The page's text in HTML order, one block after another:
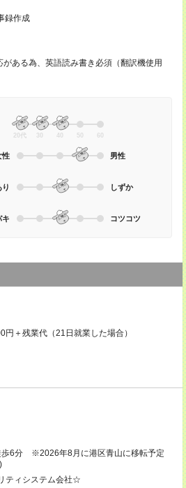
録作成
ある為、英語読み書き必須（翻訳機使用
20代 30 40 50 60
性 男性
しずか
キ コツコツ
＋残業代（21日就業した場合）
歩6分 ※2026年8月に港区青山に移転予定
ティシステム会社☆